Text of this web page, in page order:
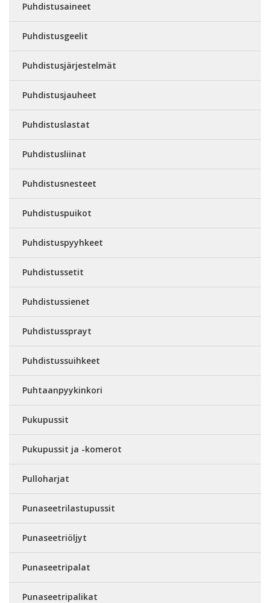
Puhdistusaineet
Puhdistusgeelit
Puhdistusjärjestelmät
Puhdistusjauheet
Puhdistuslastat
Puhdistusliinat
Puhdistusnesteet
Puhdistuspuikot
Puhdistuspyyhkeet
Puhdistussetit
Puhdistussienet
Puhdistussprayt
Puhdistussuihkeet
Puhtaanpyykinkori
Pukupussit
Pukupussit ja -komerot
Pulloharjat
Punaseetrilastupussit
Punaseetriöljyt
Punaseetripalat
Punaseetripalikat